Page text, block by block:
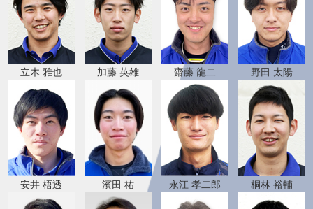
立木 雅也 加藤 英雄 齋藤 龍二 野田 太陽
安井 梧透 濱田 祐 永江 孝二郎 桐林 裕輔